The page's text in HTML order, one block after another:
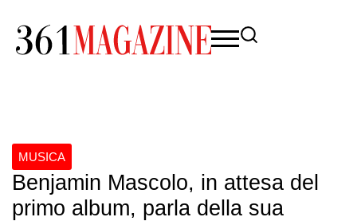
MUSICA
Benjamin Mascolo, in attesa del
primo album, parla della sua